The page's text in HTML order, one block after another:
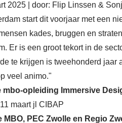
2025 | door: Flip Linssen &
start dit voorjaar met een
kades, bruggen en
Er is een groot tekort in de
te krijgen is tweehonderd jaar
veel animo."
mbo-opleiding Immersive
11 maart jl CIBAP
MBO, PEC Zwolle en Regio